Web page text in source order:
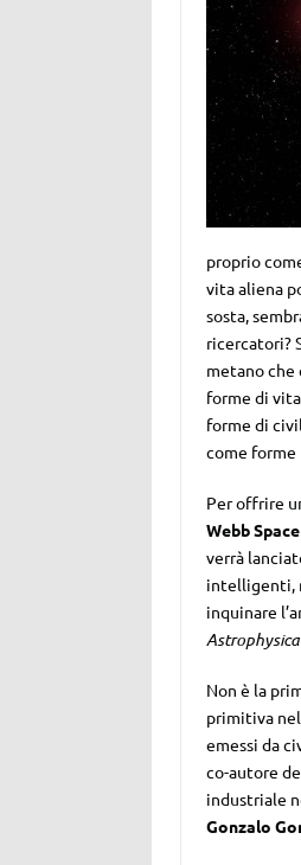
proprio
vita aliena
sosta,
ricercatori?
metano che
forme di
forme di
come
Per offrire
Webb
verrà
intelligenti,
inquinare
Non è la
primitiva
emessi da
co-autore
industriale
Gonzalo